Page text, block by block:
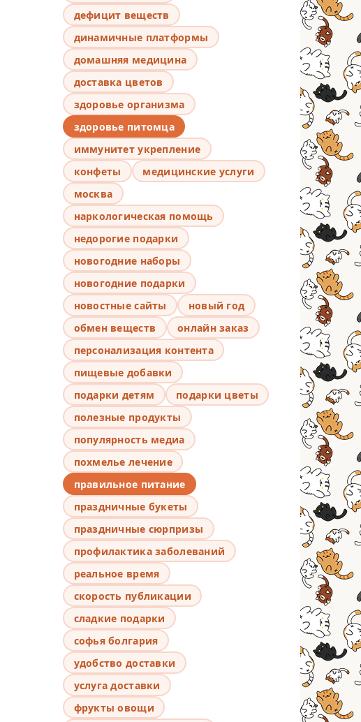
дефицит веществ
динамичные платформы
домашняя медицина
доставка цветов
здоровье организма
здоровье питомца
иммунитет укрепление
конфеты
медицинские услуги
москва
наркологическая помощь
недорогие подарки
новогодние наборы
новогодние подарки
новостные сайты
новый год
обмен веществ
онлайн заказ
персонализация контента
пищевые добавки
подарки детям
подарки цветы
полезные продукты
популярность медиа
похмелье лечение
правильное питание
праздничные букеты
праздничные сюрпризы
профилактика заболеваний
реальное время
скорость публикации
сладкие подарки
софья болгария
удобство доставки
услуга доставки
фрукты овощи